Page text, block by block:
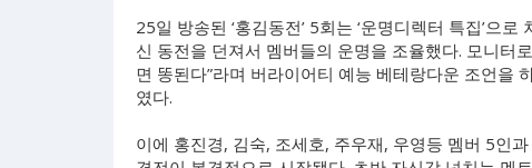
25일 방송된 ‘홍김동전’ 5회는 ‘운명디렉터 특집’으
신 동전을 던져서 멤버들의 운명을 조율했다. 모니터
면 똥된다”라며 버라이어티 예능 베테랑다운 조언을
였다.
이에 홍진경, 김숙, 조세호, 주우재, 우영등 멤버 5인